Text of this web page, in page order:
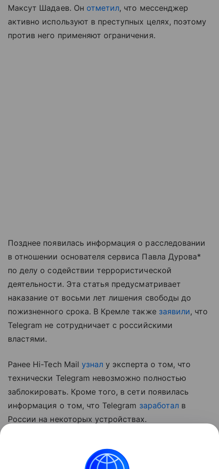
Максут Шадаев. Он отметил, что мессенджер
активно используют в преступных целях, поэтому
против него применяют ограничения.
Позднее появилась информация о расследовании
в отношении основателя сервиса Павла Дурова*
по делу о содействии террористической
деятельности. Эта статья предусматривает
наказание от восьми лет лишения свободы до
пожизненного срока. В Кремле также заявили, что
Telegram не сотрудничает с российскими
властями.
Ранее Hi-Tech Mail узнал у эксперта о том, что
технически Telegram невозможно полностью
заблокировать. Кроме того, в сети появилась
информация о том, что Telegram заработалв
России на некоторых устройствах.
Росфинмониторинга